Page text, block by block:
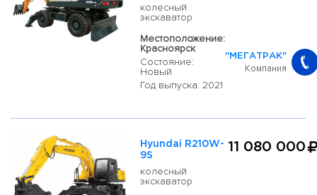
колесный
экскаватор
Местоположение:
Красноярск
Состояние:
Новый
Год выпуска: 2021
"МЕГАТРАК"
Компания
Hyundai R210W-
9S
колесный
экскаватор
11 080 000